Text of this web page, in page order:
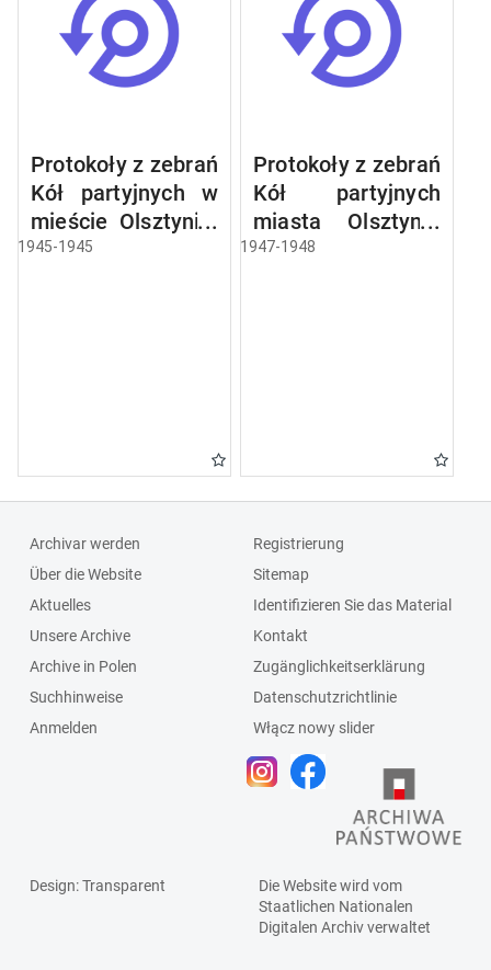
Protokoły z zebrań
Kół partyjnych w
mieście Olsztynie:
Centrala
Wojskowa Nr
4648, miejskie
Zakłady
Komunikacyjne,
Urząd
Powszechny Dom
Towarowy, PWM-
Metalowiec,
Rzeźnia Miejska,
1945-1945
Protokoły z zebrań
Kół partyjnych
miasta Olsztyna:
Centrala
Zakłady Ceramiki
Czerownej, PPB,
Polska Agencja
Drewna (Pagad),
Zakłady
Miasta, Związek
Zawodowy
Pracowników
Rolnych
1947-1948
Archivar werden
Über die Website
Aktuelles
Unsere Archive
Archive in Polen
Suchhinweise
Anmelden
Registrierung
Sitemap
Identifizieren Sie das Material
Kontakt
Zugänglichkeitserklärung
Datenschutzrichtlinie
Włącz nowy slider
Design: Transparent
Die Website wird vom
Staatlichen Nationalen
Digitalen Archivverwaltet